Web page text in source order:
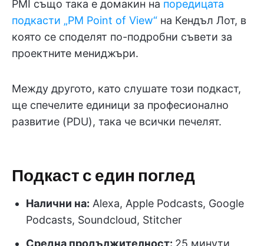
PMI също така е домакин на поредицата
подкасти „PM Point of View“ на Кендъл Лот, в
която се споделят по-подробни съвети за
проектните мениджъри.
Между другото, като слушате този подкаст,
ще спечелите единици за професионално
развитие (PDU), така че всички печелят.
Подкаст с един поглед
Налични на: Alexa, Apple Podcasts, Google
Podcasts, Soundcloud, Stitcher
Средна продължителност: 25 минути